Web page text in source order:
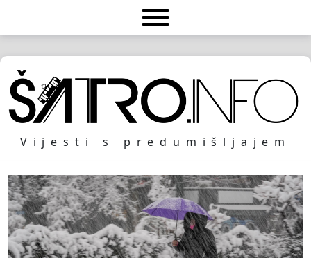
Vijesti s predumišljajem